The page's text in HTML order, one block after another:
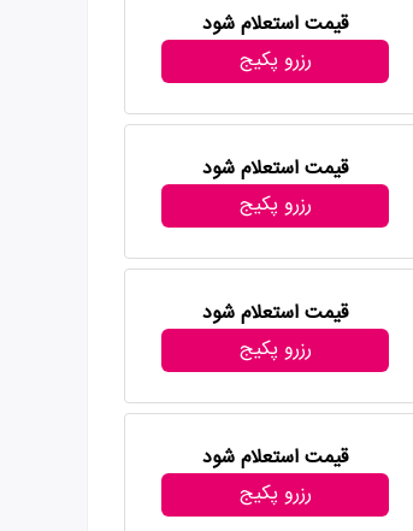
قیمت استعلام شود
رزرو پکیج
قیمت استعلام شود
رزرو پکیج
قیمت استعلام شود
رزرو پکیج
قیمت استعلام شود
رزرو پکیج